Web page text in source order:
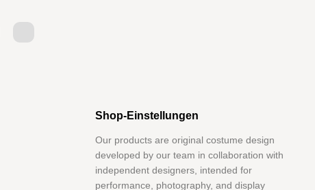
Twitter YouTube
Shop-Einstellungen
Our products are original costume design
developed by our team in collaboration with
independent designers, intended for
performance, photography, and display